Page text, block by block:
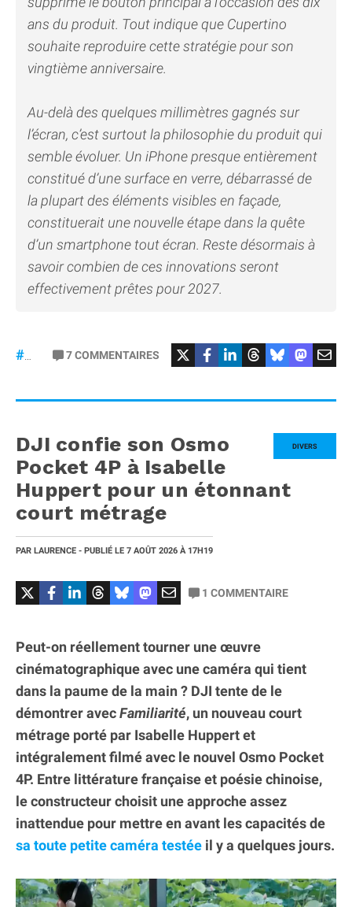
ans du produit. Tout indique que Cupertino
souhaite reproduire cette stratégie pour son
vingtième anniversaire.
Au-delà des quelques millimètres gagnés sur
l’écran, c’est surtout la philosophie du produit qui
semble évoluer. Un iPhone presque entièrement
constitué d’une surface en verre, débarrassé de
la plupart des éléments visibles en façade,
constituerait une nouvelle étape dans la quête
d’un smartphone tout écran. Reste désormais à
savoir combien de ces innovations seront
effectivement prêtes pour 2027.
7COMMENTAIRES
DIVERS
DJI confie son Osmo
Pocket 4P à Isabelle
Huppert pour un étonnant
court métrage
PAR LAURENCE - PUBLIÉ LE 7 AOÛT 2026 À 17H19
1 COMMENTAIRE
Peut-on réellement tourner une œuvre
cinématographique avec une caméra qui tient
dans la paume de la main ? DJI tente de le
démontrer avecFamiliarité, un nouveau court
métrage porté par Isabelle Huppert et
intégralement filmé avec le nouvel Osmo Pocket
4P. Entre littérature française et poésie chinoise,
le constructeur choisit une approche assez
inattendue pour mettre en avant les capacités de
sa toute petite caméra testée il y a quelques jours.